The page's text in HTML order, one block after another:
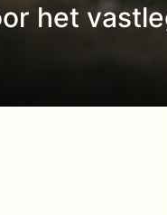
het